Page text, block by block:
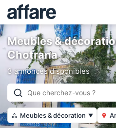
Meubles &
Chotrana
3 annonces disponibles
Meubles & décoration ▼